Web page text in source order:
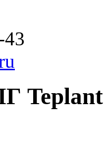
Teplant